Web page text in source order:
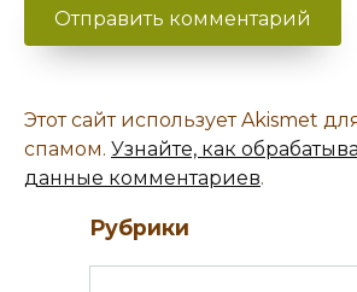
Этот сайт использует Akismet
спамом. Узнайте, как
данные комментариев.
Рубрики